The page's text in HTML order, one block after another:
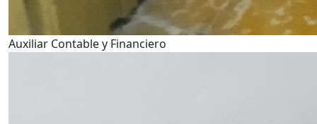
Auxiliar Contable y Financiero